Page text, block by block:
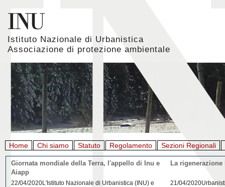
Istituto Nazionale di Urbanistica
Associazione di protezione ambientale
Home Chi siamo Statuto Regolamento Sezioni Regionali
Giornata mondiale della Terra, l'appello di Inu e
Aiapp
22/04/2020L'Istituto Nazionale di Urbanistica (INU) e
La
21/04/